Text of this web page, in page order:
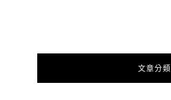
文章分類